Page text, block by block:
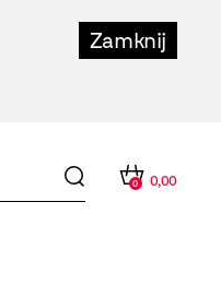
Zamknij
0 0,00